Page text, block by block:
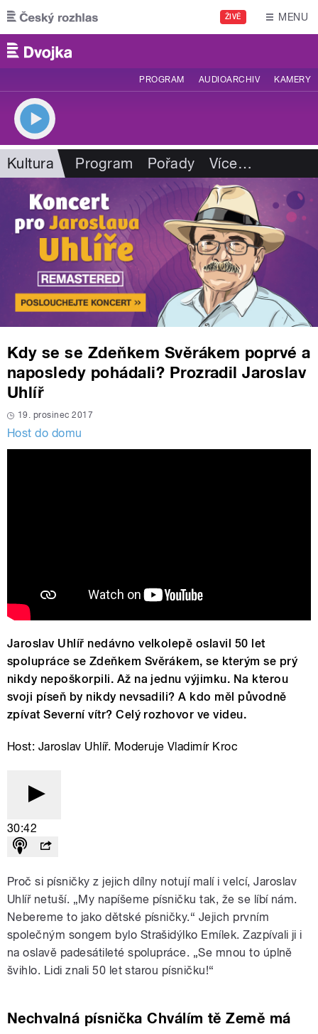
Přejít k hlavnímu obsahu
ŽIVĚ MENU
PROGRAM AUDIOARCHIV KAMERY
Kultura Program Pořady Více…
Kdy se se Zdeňkem Svěrákem poprvé a
naposledy pohádali? Prozradil Jaroslav
Uhlíř
19. prosinec 2017
Host do domu
Jaroslav Uhlíř nedávno velkolepě oslavil 50 let
spolupráce se Zdeňkem Svěrákem, se kterým se prý
nikdy nepoškorpili. Až na jednu výjimku. Na kterou
svoji píseň by nikdy nevsadili? A kdo měl původně
zpívat Severní vítr? Celý rozhovor ve videu.
Host: Jaroslav Uhlíř. Moderuje Vladimír Kroc
30:42
Proč si písničky z jejich dílny notují malí i velcí, Jaroslav
Uhlíř netuší. „My napíšeme písničku tak, že se líbí nám.
Nebereme to jako dětské písničky.“ Jejich prvním
společným songem bylo Strašidýlko Emílek. Zazpívali ji i
na oslavě padesátileté spolupráce. „Se mnou to úplně
švihlo. Lidi znali 50 let starou písničku!“
Nechvalná písnička Chválím tě Země má